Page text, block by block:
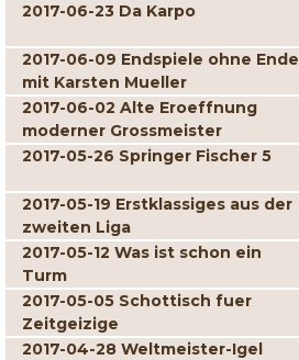
2017-06-23 Da Karpo
2017-06-09 Endspiele ohne Ende
mit Karsten Mueller
2017-06-02 Alte Eroeffnung
moderner Grossmeister
2017-05-26 Springer Fischer 5
2017-05-19 Erstklassiges aus der
zweiten Liga
2017-05-12 Was ist schon ein
Turm
2017-05-05 Schottisch fuer
Zeitgeizige
2017-04-28 Weltmeister-Igel